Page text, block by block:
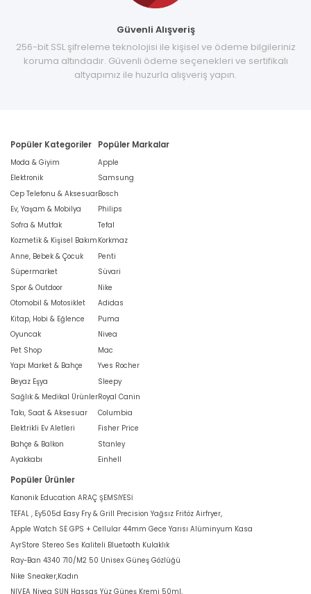
Güvenli Alışveriş
256-bit SSL şifreleme teknolojisi ile kişisel ve ödeme bilgileriniz
koruma altındadır. Güvenli ödeme seçenekleri ve sertifikalı
altyapımız ile huzurla alışveriş yapın.
Popüler Kategoriler
Moda & Giyim
Elektronik
Cep Telefonu & Aksesuar
Ev, Yaşam & Mobilya
Sofra & Mutfak
Kozmetik & Kişisel Bakım
Anne, Bebek & Çocuk
Süpermarket
Spor & Outdoor
Otomobil & Motosiklet
Kitap, Hobi & Eğlence
Oyuncak
Pet Shop
Yapı Market & Bahçe
Beyaz Eşya
Sağlık & Medikal Ürünler
Takı, Saat & Aksesuar
Elektrikli Ev Aletleri
Bahçe & Balkon
Ayakkabı
Popüler Markalar
Apple
Samsung
Bosch
Philips
Tefal
Korkmaz
Penti
Süvari
Nike
Adidas
Puma
Nivea
Mac
Yves Rocher
Sleepy
Royal Canin
Columbia
Fisher Price
Stanley
Einhell
Popüler Ürünler
Kanonik Education ARAÇ ŞEMSİYESİ
TEFAL , Ey505d Easy Fry & Grill Precision Yağsız Fritöz Airfryer,
Apple Watch SE GPS + Cellular 44mm Gece Yarısı Alüminyum Kasa
AyrStore Stereo Ses Kaliteli Bluetooth Kulaklık
Ray-Ban 4340 710/M2 50 Unisex Güneş Gözlüğü
Nike Sneaker,Kadın
NIVEA Nivea SUN Hassas Yüz Güneş Kremi 50ml,